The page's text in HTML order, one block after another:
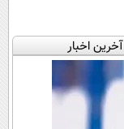
آخرین اخبار